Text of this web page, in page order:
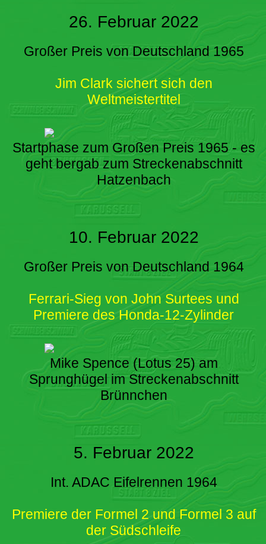
26. Februar 2022
Großer Preis von Deutschland 1965
Jim Clark sichert sich den
Weltmeistertitel
Startphase zum Großen Preis 1965 - es
geht bergab zum Streckenabschnitt
Hatzenbach
10. Februar 2022
Großer Preis von Deutschland 1964
Ferrari-Sieg von John Surtees und
Premiere des Honda-12-Zylinder
Mike Spence (Lotus 25) am
Sprunghügel im Streckenabschnitt
Brünnchen
5. Februar 2022
Int. ADAC Eifelrennen 1964
Premiere der Formel 2 und Formel 3 auf
der Südschleife